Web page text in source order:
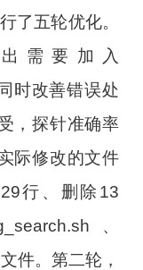
了五轮优化。
需要加入
时改善错误处
，探针准确率
际修改的文件
行、删除13
、
件。第二轮，